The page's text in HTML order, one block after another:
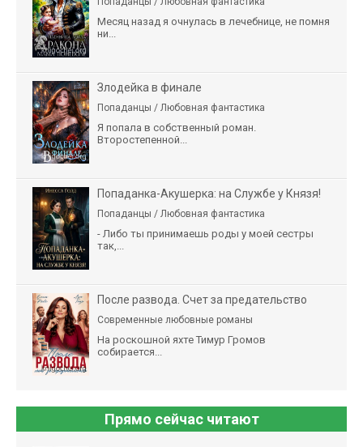
Месяц назад я очнулась в лечебнице, не помня
ни...
Злодейка в финале
Попаданцы / Любовная фантастика
Я попала в собственный роман.
Второстепенной...
Попаданка-Акушерка: на Службе у Князя!
Попаданцы / Любовная фантастика
- Либо ты принимаешь роды у моей сестры
так,...
После развода. Счет за предательство
Современные любовные романы
На роскошной яхте Тимур Громов
собирается...
Прямо сейчас читают